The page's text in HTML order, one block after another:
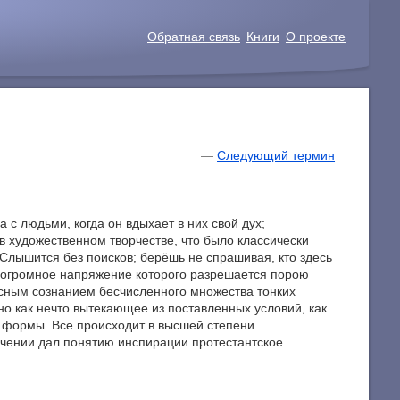
Обратная связь Книги О проекте
—Следующий термин
людьми, когда он вдыхает в них свой дух;
творчестве, что было классически
без поисков; берёшь не спрашивая, кто здесь
напряжение которого разрешается порою
сознанием бесчисленного множества тонких
как нечто вытекающее из поставленных условий, как
формы. Все происходит в высшей степени
дал понятию инспирации протестантское